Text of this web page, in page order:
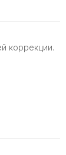
коррекции.